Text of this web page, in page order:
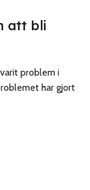
att bli
problem i
har gjort